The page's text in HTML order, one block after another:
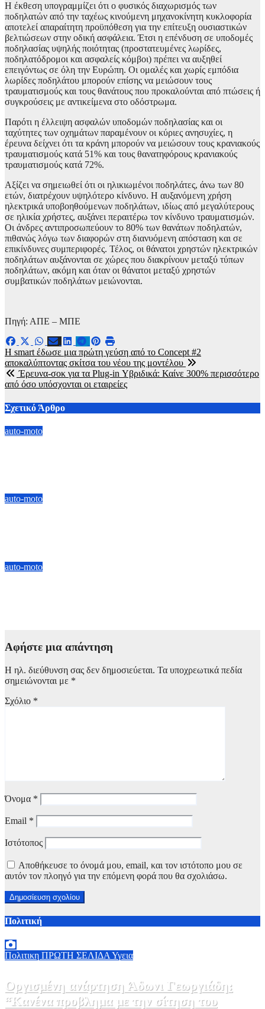
Η έκθεση υπογραμμίζει ότι ο φυσικός διαχωρισμός των
ποδηλατών από την ταχέως κινούμενη μηχανοκίνητη κυκλοφορία
αποτελεί απαραίτητη προϋπόθεση για την επίτευξη ουσιαστικών
βελτιώσεων στην οδική ασφάλεια. Έτσι η επένδυση σε υποδομές
ποδηλασίας υψηλής ποιότητας (προστατευμένες λωρίδες,
ποδηλατόδρομοι και ασφαλείς κόμβοι) πρέπει να αυξηθεί
επειγόντως σε όλη την Ευρώπη. Οι ομαλές και χωρίς εμπόδια
λωρίδες ποδηλάτου μπορούν επίσης να μειώσουν τους
τραυματισμούς και τους θανάτους που προκαλούνται από πτώσεις ή
συγκρούσεις με αντικείμενα στο οδόστρωμα.
Παρότι η έλλειψη ασφαλών υποδομών ποδηλασίας και οι
ταχύτητες των οχημάτων παραμένουν οι κύριες ανησυχίες, η
έρευνα δείχνει ότι τα κράνη μπορούν να μειώσουν τους κρανιακούς
τραυματισμούς κατά 51% και τους θανατηφόρους κρανιακούς
τραυματισμούς κατά 72%.
Αξίζει να σημειωθεί ότι οι ηλικιωμένοι ποδηλάτες, άνω των 80
ετών, διατρέχουν υψηλότερο κίνδυνο. Η αυξανόμενη χρήση
ηλεκτρικά υποβοηθούμενων ποδηλάτων, ιδίως από μεγαλύτερους
σε ηλικία χρήστες, αυξάνει περαιτέρω τον κίνδυνο τραυματισμών.
Οι άνδρες αντιπροσωπεύουν το 80% των θανάτων ποδηλατών,
πιθανώς λόγω των διαφορών στη διανυόμενη απόσταση και σε
επικίνδυνες συμπεριφορές. Τέλος, οι θάνατοι χρηστών ηλεκτρικών
ποδηλάτων αυξάνονται σε χώρες που διακρίνουν μεταξύ τύπων
ποδηλάτων, ακόμη και όταν οι θάνατοι μεταξύ χρηστών
συμβατικών ποδηλάτων μειώνονται.
Πηγή: ΑΠΕ – ΜΠΕ
Πλοήγηση
άρθρων
Η smart έδωσε μια πρώτη γεύση από το Concept #2
αποκαλύπτοντας σκίτσα του νέου της μοντέλου
Έρευνα-σοκ για τα Plug-in Υβριδικά: Καίνε 300% περισσότερο
από όσο υπόσχονται οι εταιρείες
Σχετικό Άρθρο
auto-moto
auto-moto
auto-moto
Αφήστε μια απάντηση
Η ηλ. διεύθυνση σας δεν δημοσιεύεται. Τα υποχρεωτικά πεδία
σημειώνονται με *
Σχόλιο *
Όνομα *
Email *
Ιστότοπος
Αποθήκευσε το όνομά μου, email, και τον ιστότοπο μου σε
αυτόν τον πλοηγό για την επόμενη φορά που θα σχολιάσω.
Πολιτική
Πολιτικη ΠΡΩΤΗ ΣΕΛΙΔΑ Υγεια
Οργισμένη ανάρτηση Άδωνι Γεωργιάδη:
“Κανένα προβλημα με την σίτηση του